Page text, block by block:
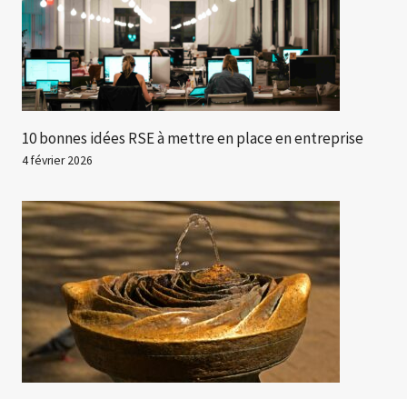
10 bonnes idées RSE à mettre en place en entreprise
4 février 2026